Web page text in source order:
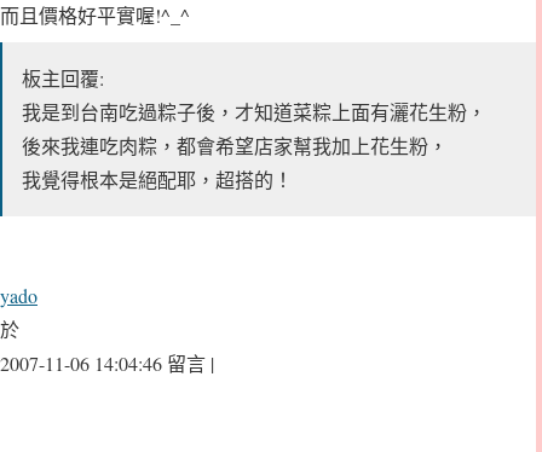
而且價格好平實喔!^_^
板主回覆:
我是到台南吃過粽子後，才知道菜粽上面有灑花生粉，
後來我連吃肉粽，都會希望店家幫我加上花生粉，
我覺得根本是絕配耶，超搭的！
yado
於
2007-11-06 14:04:46 留言 |